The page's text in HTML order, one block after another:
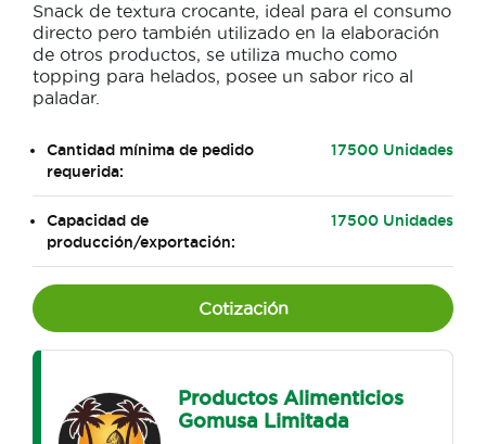
Snack de textura crocante, ideal para el consumo
directo pero también utilizado en la elaboración
de otros productos, se utiliza mucho como
topping para helados, posee un sabor rico al
paladar.
Cantidad mínima de pedido
requerida:
17500 Unidades
Capacidad de
producción/exportación:
17500 Unidades
Cotización
Productos Alimenticios
Gomusa Limitada